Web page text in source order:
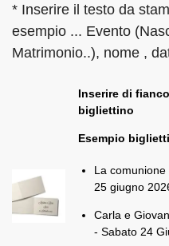
* Inserire il testo da
esempio ... Evento
Matrimonio..), nome ,
Inserire di
bigliettino
Esempio
La comunione
25 giugno
Carla e
- Sabato 24